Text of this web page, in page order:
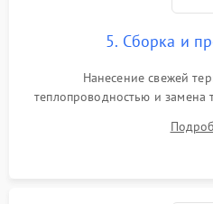
5. Сборка и
Нанесение свежей
теплопроводностью и замена
шлейфов, модулей памяти и